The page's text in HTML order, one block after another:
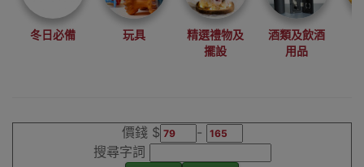
品，從用家的角
度為你帶來你的
最好選擇。
冬日必備 玩具
精選禮物及
擺設
酒類及飲酒
用品
價錢 $
-
搜尋字詞